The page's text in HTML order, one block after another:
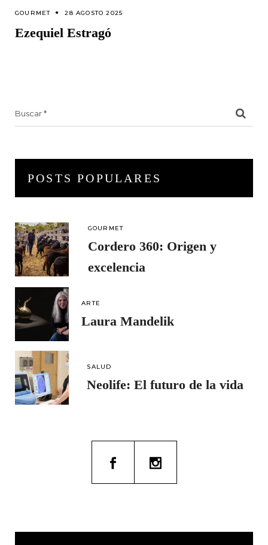
GOURMET 28 AGOSTO 2025
Ezequiel Estragó
POSTS POPULARES
GOURMET
Cordero 360: Origen y
excelencia
ARTE
Laura Mandelik
SALUD
Neolife: El futuro de la vida